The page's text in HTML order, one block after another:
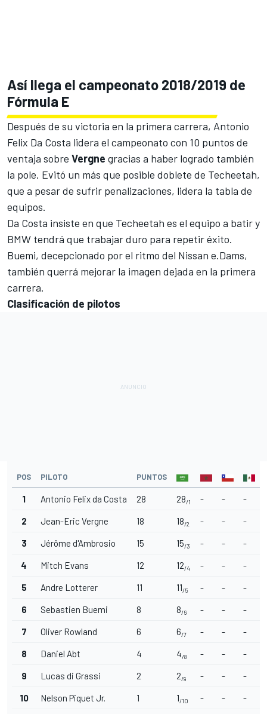
Así llega el campeonato 2018/2019 de
Fórmula E
Después de su victoria en la primera carrera, Antonio
Felix Da Costa lidera el campeonato con 10 puntos de
ventaja sobre Vergne gracias a haber logrado también
la pole. Evitó un más que posible doblete de Techeetah,
que a pesar de sufrir penalizaciones, lidera la tabla de
equipos.
Da Costa insiste en que Techeetah es el equipo a batir y
BMW tendrá que trabajar duro para repetir éxito.
Buemi, decepcionado por el ritmo del Nissan e.Dams,
también querrá mejorar la imagen dejada en la primera
carrera.
Clasificación de pilotos
POS PILOTO PUNTOS
1 Antonio Felix da Costa 28 28/1 - - -
2 Jean-Eric Vergne 18 18/2 - - -
3 Jérôme d'Ambrosio 15 15/3 - - -
4 Mitch Evans 12 12/4 - - -
5 Andre Lotterer 11 11/5 - - -
6 Sebastien Buemi 8 8/6 - - -
7 Oliver Rowland 6 6/7 - - -
8 Daniel Abt 4 4/8 - - -
9 Lucas di Grassi 2 2/9 - - -
10 Nelson Piquet Jr. 1 1/10 - - -